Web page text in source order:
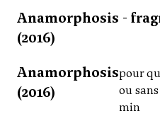
Anamorphosis -
(2016)
Anamorphosis
(2016)
pour
ou
min